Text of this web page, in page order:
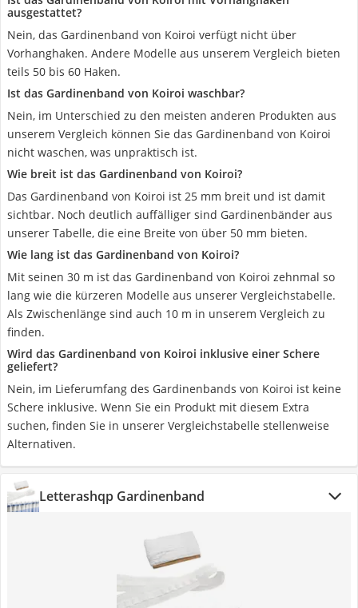
ausgestattet?
Nein, das Gardinenband von Koiroi verfügt nicht über
Vorhanghaken. Andere Modelle aus unserem Vergleich bieten
teils 50 bis 60 Haken.
Ist das Gardinenband von Koiroi waschbar?
Nein, im Unterschied zu den meisten anderen Produkten aus
unserem Vergleich können Sie das Gardinenband von Koiroi
nicht waschen, was unpraktisch ist.
Wie breit ist das Gardinenband von Koiroi?
Das Gardinenband von Koiroi ist 25 mm breit und ist damit
sichtbar. Noch deutlich auffälliger sind Gardinenbänder aus
unserer Tabelle, die eine Breite von über 50 mm bieten.
Wie lang ist das Gardinenband von Koiroi?
Mit seinen 30 m ist das Gardinenband von Koiroi zehnmal so
lang wie die kürzeren Modelle aus unserer Vergleichstabelle.
Als Zwischenlänge sind auch 10 m in unserem Vergleich zu
finden.
Wird das Gardinenband von Koiroi inklusive einer Schere
geliefert?
Nein, im Lieferumfang des Gardinenbands von Koiroi ist keine
Schere inklusive. Wenn Sie ein Produkt mit diesem Extra
suchen, finden Sie in unserer Vergleichstabelle stellenweise
Alternativen.
Letterashqp Gardinenband